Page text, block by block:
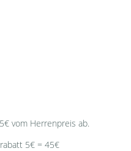
vom Herrenpreis ab.
5€ = 45€